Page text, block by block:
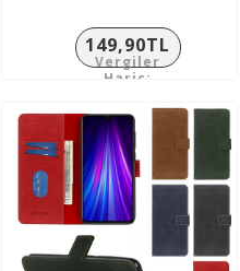
149,90TL
Vergiler
Hariç: